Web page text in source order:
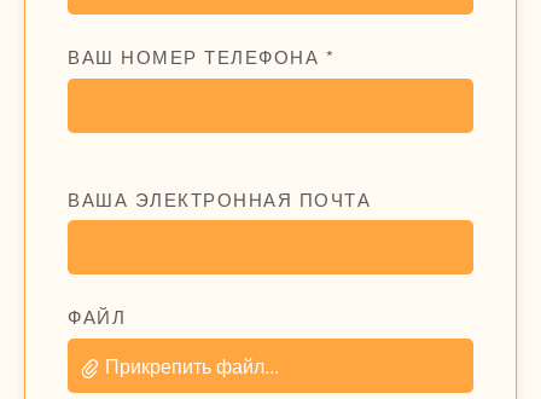
ВАШ НОМЕР ТЕЛЕФОНА *
ВАША ЭЛЕКТРОННАЯ ПОЧТА
ФАЙЛ
Прикрепить файл...